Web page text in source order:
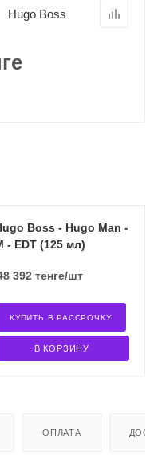
Hugo Boss
Boss - Hugo Man -
- EDT (125 мл)
392 тенге/шт
В КОРЗИНУ
КУПИТЬ В РАССРОЧКУ
ОПЛАТА